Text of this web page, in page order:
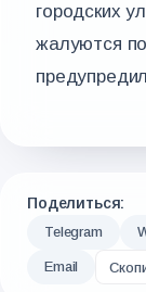
городских
жалуются
Поделиться:
Telegram
Email